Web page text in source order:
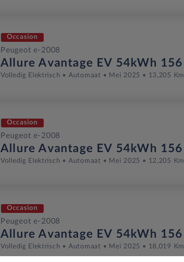
Occasion
Peugeot e-2008
Allure Avantage EV 54kWh 156
Volledig Elektrisch Automaat Mei 2025 13,205 Km
Occasion
Peugeot e-2008
Allure Avantage EV 54kWh 156
Volledig Elektrisch Automaat Mei 2025 12,205 Km
Occasion
Peugeot e-2008
Allure Avantage EV 54kWh 156
Volledig Elektrisch Automaat Mei 2025 18,019 Km